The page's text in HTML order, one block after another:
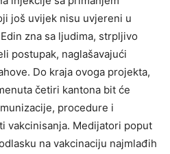
još uvijek nisu uvjereni u
zna sa ljudima, strpljivo
postupak, naglašavajući
Do kraja ovoga projekta,
četiri kantona bit će
procedure i
vakcinisanja. Medijatori poput
na vakcinaciju najmlađih